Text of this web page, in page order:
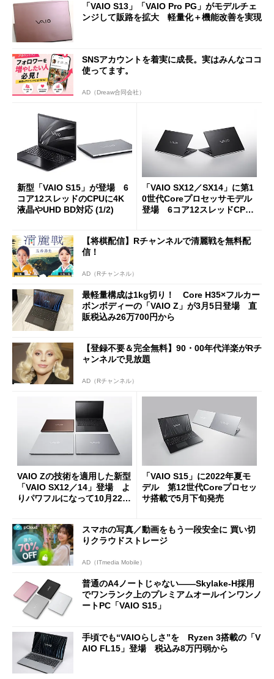
「VAIO S13」「VAIO Pro PG」がモデルチェ
ンジして販路を拡大 軽量化＋機能改善を実現
SNSアカウントを着実に成長。実はみんなココ
使ってます。
AD（Dreaw合同会社）
新型「VAIO S15」が登場 6
コア12スレッドのCPUに4K
液晶やUHD BD対応 (1/2)
「VAIO SX12／SX14」に第1
0世代Coreプロセッサモデル
登場 6コア12スレッドCPU
【将棋配信】Rチャンネルで清麗戦を無料配
信！
AD（Rチャンネル）
最軽量構成は1kg切り！ Core H35×フルカー
ボンボディーの「VAIO Z」が3月5日登場 直
販税込み26万700円から
【登録不要＆完全無料】90・00年代洋楽がRチ
ャンネルで見放題
AD（Rチャンネル）
VAIO Zの技術を適用した新型
「VAIO SX12／14」登場 よ
りパワフルになって10月22日
「VAIO S15」に2022年夏モ
デル 第12世代Coreプロセッ
サ搭載で5月下旬発売
スマホの写真／動画をもう一段安全に 買い切
りクラウドストレージ
AD（ITmedia Mobile）
普通のA4ノートじゃない――Skylake-H採用
でワンランク上のプレミアムオールインワンノ
ートPC「VAIO S15」
手頃でも“VAIOらしさ”を Ryzen 3搭載の「V
AIO FL15」登場 税込み8万円弱から